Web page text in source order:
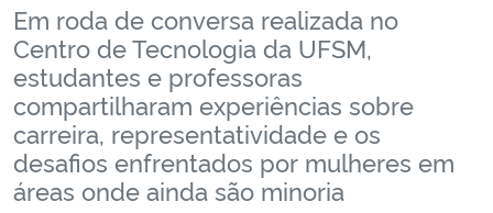
Ministério da Cidadania
Ministério da Saúde
Ministério de Minas e Energia
Ministério da Ciência, Tecnologia, Inovações e Comunicações
Em roda de conversa realizada no
Centro de Tecnologia da UFSM,
estudantes e professoras
compartilharam experiências sobre
carreira, representatividade e os
desafios enfrentados por mulheres em
áreas onde ainda são minoria